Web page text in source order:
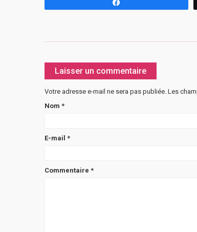
Laisser un commentaire
Votre adresse e-mail ne sera pas publiée. Les
Nom *
E-mail *
Commentaire *